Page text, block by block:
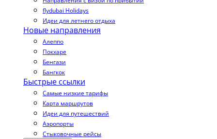
flydubai Holidays
Идеи для летнего отдыха
Новые направления
Алеппо
Покхаре
Бенгази
Бангкок
Быстрые ссылки
Самые низкие тарифы
Карта маршрутов
Идеи для путешествий
Аэропорты
Стыковочные рейсы